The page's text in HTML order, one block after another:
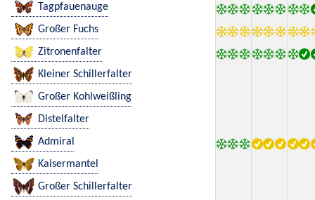
Tagpfauenauge
Großer Fuchs
Zitronenfalter
Kleiner Schillerfalter
Großer Kohlweißling
Distelfalter
Admiral
Kaisermantel
Großer Schillerfalter